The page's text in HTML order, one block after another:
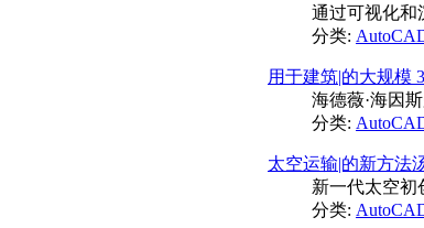
通过可视化和
分类:
用于建筑|的大规模
海德薇·海因
分类:
太空运输|的新方法
新一代太空初
分类: